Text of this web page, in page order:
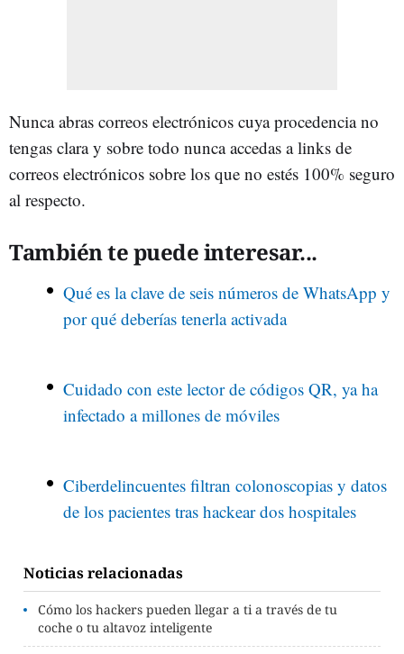
Nunca abras correos electrónicos cuya procedencia no
tengas clara y sobre todo nunca accedas a links de
correos electrónicos sobre los que no estés 100% seguro
al respecto.
También te puede interesar...
Qué es la clave de seis números de WhatsApp y
por qué deberías tenerla activada
Cuidado con este lector de códigos QR, ya ha
infectado a millones de móviles
Ciberdelincuentes filtran colonoscopias y datos
de los pacientes tras hackear dos hospitales
Noticias relacionadas
Cómo los hackers pueden llegar a ti a través de tu
coche o tu altavoz inteligente